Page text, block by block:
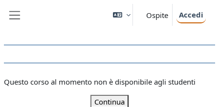
Ospite Accedi
Questo corso al momento non è disponibile agli studenti
Continua